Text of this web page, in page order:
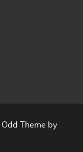
Odd Theme by